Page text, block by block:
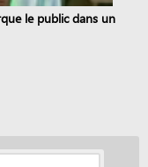
le public dans un